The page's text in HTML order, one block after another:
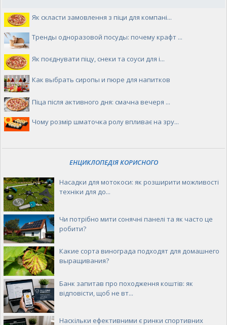
Як скласти замовлення з піци для компані...
Тренды одноразовой посуды: почему крафт ...
Як поєднувати піцу, снеки та соуси для і...
Как выбрать сиропы и пюре для напитков
Піца після активного дня: смачна вечеря ...
Чому розмір шматочка ролу впливає на зру...
ЕНЦИКЛОПЕДІЯ КОРИСНОГО
Насадки для мотокоси: як розширити можливості
техніки для до...
Чи потрібно мити сонячні панелі та як часто це
робити?
Какие сорта винограда подходят для домашнего
выращивания?
Банк запитав про походження коштів: як
відповісти, щоб не вт...
Наскільки ефективними є ринки спортивних